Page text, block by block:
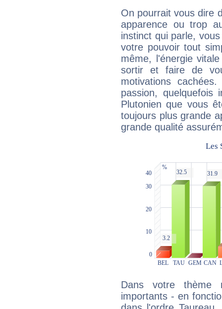
On pourrait vous dire
apparence ou trop
instinct qui parle,
votre pouvoir tout
même, l'énergie
sortir et faire de
motivations
passion, quelquefois
Plutonien que vous
toujours plus grande
grande qualité
Dans votre thème
importants - en